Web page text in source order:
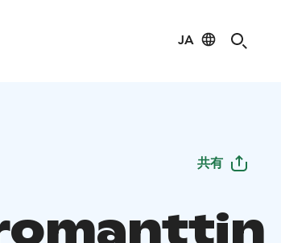
JA
共有